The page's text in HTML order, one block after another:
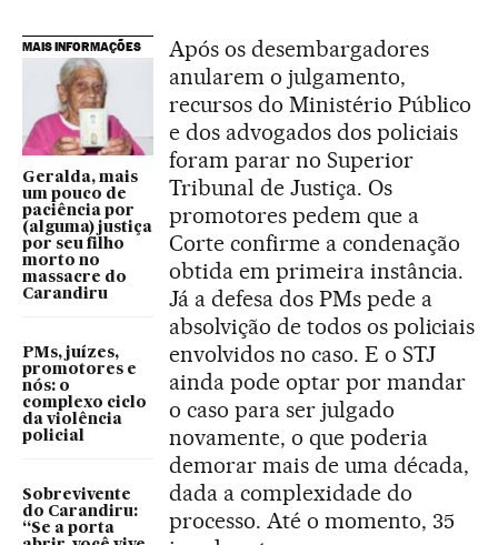
MAIS INFORMAÇÕES
Geralda, mais
um pouco de
paciência por
(alguma) justiça
por seu filho
morto no
massacre do
Carandiru
PMs, juízes,
promotores e
nós: o
complexo ciclo
da violência
policial
Sobrevivente
do Carandiru:
“Se a porta
Após os desembargadores
anularem o julgamento,
recursos do Ministério Público
e dos advogados dos policiais
foram parar no Superior
Tribunal de Justiça. Os
promotores pedem que a
Corte confirme a condenação
obtida em primeira instância.
Já a defesa dos PMs pede a
absolvição de todos os policiais
envolvidos no caso. E o STJ
ainda pode optar por mandar
o caso para ser julgado
novamente, o que poderia
demorar mais de uma década,
dada a complexidade do
processo. Até o momento, 35